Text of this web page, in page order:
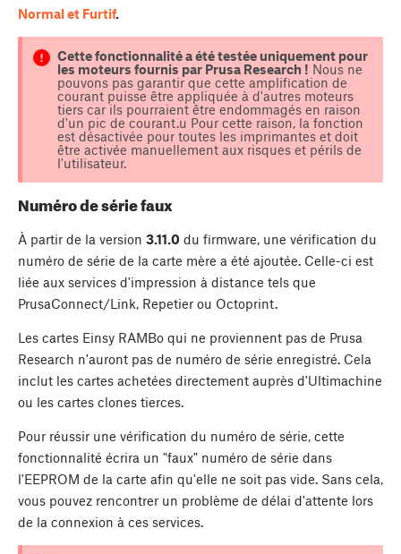
Normal et Furtif.
Cette fonctionnalité a été testée uniquement pour
les moteurs fournis par Prusa Research ! Nous ne
pouvons pas garantir que cette amplification de
courant puisse être appliquée à d'autres moteurs
tiers car ils pourraient être endommagés en raison
d'un pic de courant.u Pour cette raison, la fonction
est désactivée pour toutes les imprimantes et doit
être activée manuellement aux risques et périls de
l'utilisateur.
Numéro de série faux
À partir de la version 3.11.0 du firmware, une vérification du
numéro de série de la carte mère a été ajoutée. Celle-ci est
liée aux services d'impression à distance tels que
PrusaConnect/Link, Repetier ou Octoprint.
Les cartes Einsy RAMBo qui ne proviennent pas de Prusa
Research n'auront pas de numéro de série enregistré. Cela
inclut les cartes achetées directement auprès d'Ultimachine
ou les cartes clones tierces.
Pour réussir une vérification du numéro de série, cette
fonctionnalité écrira un "faux" numéro de série dans
l'EEPROM de la carte afin qu'elle ne soit pas vide. Sans cela,
vous pouvez rencontrer un problème de délai d'attente lors
de la connexion à ces services.